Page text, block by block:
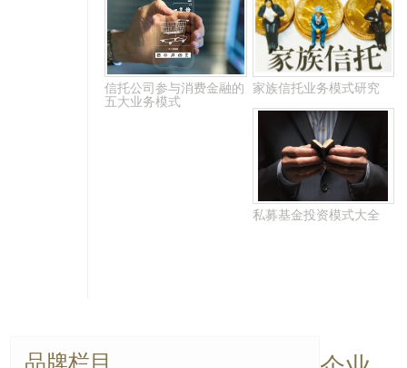
信托公司参与消费金融的
五大业务模式
家族信托业务模式研究
私募基金投资模式大全
品牌栏目